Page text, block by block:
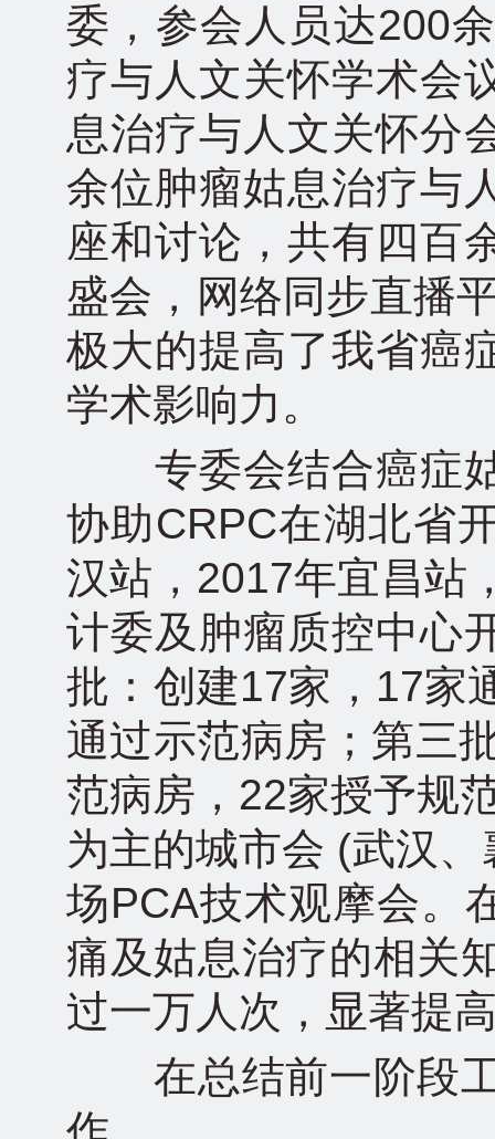
委，参会人员达200
疗与人文关怀学术会
息治疗与人文关怀分
余位肿瘤姑息治疗与
座和讨论，共有四百
盛会，网络同步直播
极大的提高了我省癌
学术影响力。
专委会结合癌症姑
协助CRPC在湖北省
汉站，2017年宜昌站
计委及肿瘤质控中心
批：创建17家，17家
通过示范病房；第三
范病房，22家授予规
为主的城市会 (武汉
场PCA技术观摩会。
痛及姑息治疗的相关
过一万人次，显著提
在总结前一阶段工